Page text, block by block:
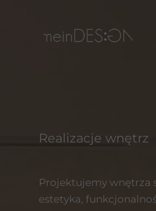
Realizacje wnętrz
Projektujemy wnętrza
estetyka,